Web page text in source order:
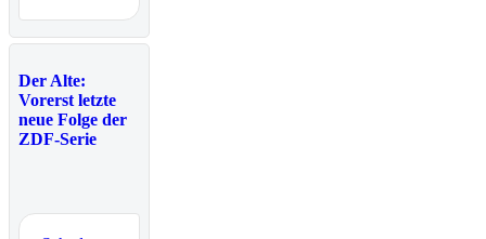
Der Alte:
Vorerst letzte
neue Folge der
ZDF-Serie